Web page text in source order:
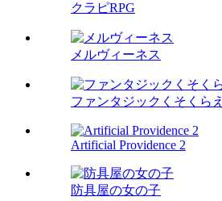
クラピRPG
メルヴィーネス
ファンタジックくそくらえ
Artificial Providence 2
防具屋の女の子